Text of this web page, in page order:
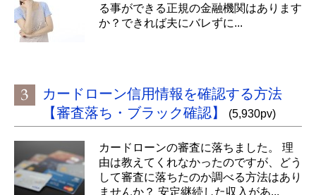
る事ができる正規の金融機関はあります
か？できれば夫にバレずに...
カードローン信用情報を確認する方法
【審査落ち・ブラック確認】
(5,930pv)
カードローンの審査に落ちました。 理
由は教えてくれなかったのですが、どう
して審査に落ちたのか調べる方法はあり
ませんか？ 安定継続した収入があ...